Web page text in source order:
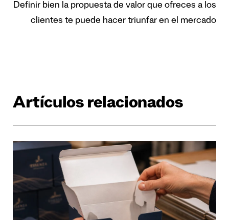
Definir bien la propuesta de valor que ofreces a los
clientes te puede hacer triunfar en el mercado
Artículos relacionados